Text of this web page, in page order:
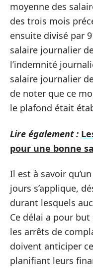
moyenne des
des trois mois
ensuite divisé par
salaire journalier
l’indemnité
salaire journalier
de noter que ce
le plafond était
Lire également :
pour une bonne
Il est à savoir
jours s’applique,
durant lesquels
Ce délai a pour
les arrêts de
doivent anticiper
planifiant leurs